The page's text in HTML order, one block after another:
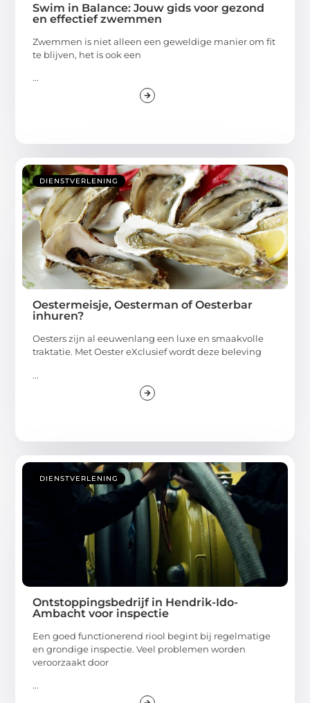
Swim in Balance: Jouw gids voor gezond
en effectief zwemmen
Zwemmen is niet alleen een geweldige manier om fit
te blijven, het is ook een
...
DIENSTVERLENING
Oestermeisje, Oesterman of Oesterbar
inhuren?
Oesters zijn al eeuwenlang een luxe en smaakvolle
traktatie. Met Oester eXclusief wordt deze beleving
...
DIENSTVERLENING
Ontstoppingsbedrijf in Hendrik-Ido-
Ambacht voor inspectie
Een goed functionerend riool begint bij regelmatige
en grondige inspectie. Veel problemen worden
veroorzaakt door
...